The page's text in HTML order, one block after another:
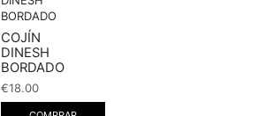
COJÍN
DINESH
BORDADO
€18.00